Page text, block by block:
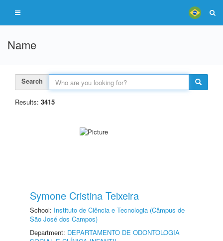
Name
Search
Results: 3415
Symone Cristina Teixeira
School: Instituto de Ciência e Tecnologia (Câmpus de
São José dos Campos)
Department: DEPARTAMENTO DE ODONTOLOGIA